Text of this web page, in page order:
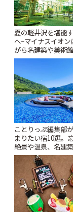
夏の軽井沢を堪能
へ~マイナスイオン
がら名建築や美術
~ | ことりっぷ
ことりっぷ編集部
まりたい宿10選。
絶景や温泉、名建
りっぷ